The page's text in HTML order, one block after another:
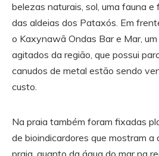
belezas naturais, sol, uma fauna
das aldeias dos Pataxós. Em
o Kaxynawã Ondas Bar e Mar,
agitados da região, que possui
canudos de metal estão sendo
custo.
Na praia também foram fixadas
de bioindicardores que mostram a